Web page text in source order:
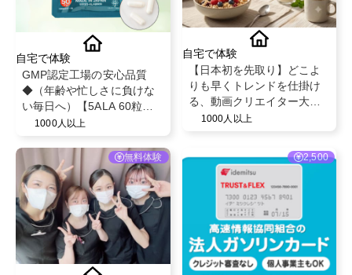
自宅で体験
GMP認定工場の安心品質
◆（年齢や忙しさに負けな
い毎日へ）【5ALA 60粒】
@FAIRY FOREST
1000人以上
自宅で体験
【日本初を先取り】どこよ
りも早くトレンドを仕掛け
る、動画クリエイター大募
集！1000人以上
無料体験 2,500